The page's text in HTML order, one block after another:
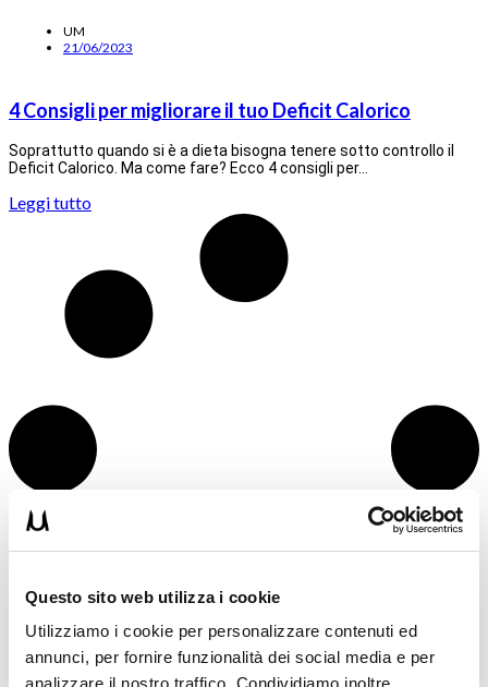
Questo sito web utilizza i cookie
Utilizziamo i cookie per personalizzare contenuti ed
annunci, per fornire funzionalità dei social media e per
analizzare il nostro traffico. Condividiamo inoltre
UM
21/06/2023
4 Consigli per migliorare il tuo Deficit Calorico
Soprattutto quando si è a dieta bisogna tenere sotto controllo il
Deficit Calorico. Ma come fare? Ecco 4 consigli per…
Leggi tutto